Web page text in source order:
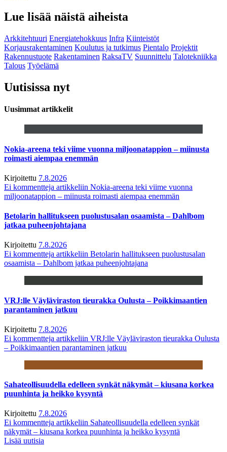
Lue lisää näistä aiheista
Arkkitehtuuri Energiatehokkuus Infra Kiinteistöt
Korjausrakentaminen Koulutus ja tutkimus Pientalo Projektit
Rakennustuote Rakentaminen RaksaTV Suunnittelu Talotekniikka
Talous Työelämä
Uutisissa nyt
Uusimmat artikkelit
Nokia-areena teki viime vuonna miljoonatappion – miinusta
roimasti aiempaa enemmän
Kirjoitettu 7.8.2026
Ei kommentteja artikkeliin Nokia-areena teki viime vuonna
miljoonatappion – miinusta roimasti aiempaa enemmän
Betolarin hallitukseen puolustusalan osaamista – Dahlbom
jatkaa puheenjohtajana
Kirjoitettu 7.8.2026
Ei kommentteja artikkeliin Betolarin hallitukseen puolustusalan
osaamista – Dahlbom jatkaa puheenjohtajana
VRJ:lle Väyläviraston tieurakka Oulusta – Poikkimaantien
parantaminen jatkuu
Kirjoitettu 7.8.2026
Ei kommentteja artikkeliin VRJ:lle Väyläviraston tieurakka Oulusta
– Poikkimaantien parantaminen jatkuu
Sahateollisuudella edelleen synkät näkymät – kiusana korkea
puunhinta ja heikko kysyntä
Kirjoitettu 7.8.2026
Ei kommentteja artikkeliin Sahateollisuudella edelleen synkät
näkymät – kiusana korkea puunhinta ja heikko kysyntä
Lisää uutisia